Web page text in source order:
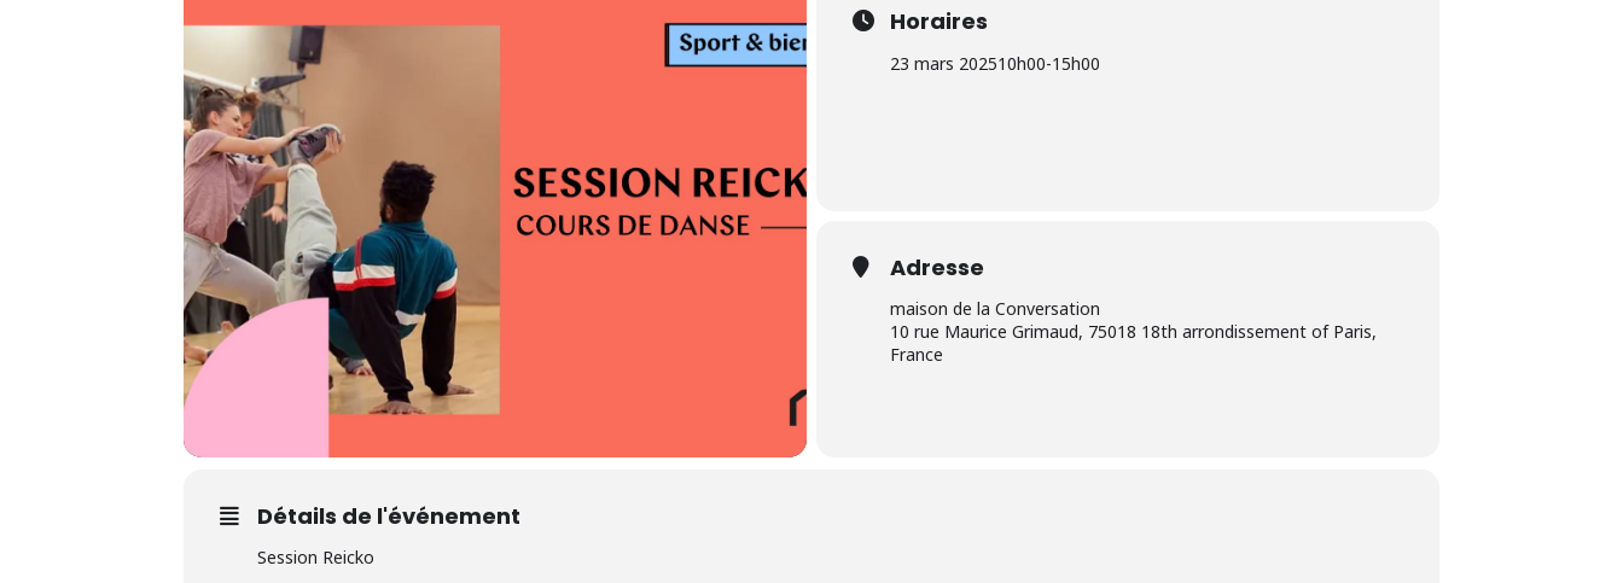
Horaires
23 mars 202510h00-15h00
Adresse
maison de la Conversation
10 rue Maurice Grimaud, 75018 18th arrondissement of Paris,
France
Détails de l'événement
Session Reicko